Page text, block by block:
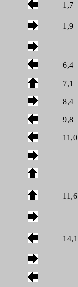
1,7
1,9
6,4
7,1
8,4
9,8
11,0
11,6
14,1